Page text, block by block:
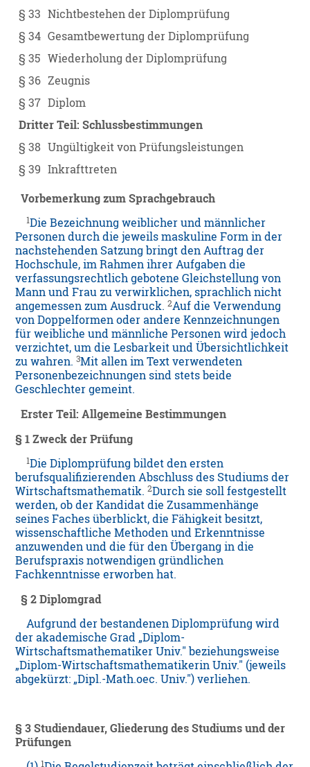
§ 33 Nichtbestehen der Diplomprüfung
§ 34 Gesamtbewertung der Diplomprüfung
§ 35 Wiederholung der Diplomprüfung
§ 36 Zeugnis
§ 37 Diplom
Dritter Teil: Schlussbestimmungen
§ 38 Ungültigkeit von Prüfungsleistungen
§ 39 Inkrafttreten
Vorbemerkung zum Sprachgebrauch
1Die Bezeichnung weiblicher und männlicher
Personen durch die jeweils maskuline Form in der
nachstehenden Satzung bringt den Auftrag der
Hochschule, im Rahmen ihrer Aufgaben die
verfassungsrechtlich gebotene Gleichstellung von
Mann und Frau zu verwirklichen, sprachlich nicht
angemessen zum Ausdruck.2Auf die Verwendung
von Doppelformen oder andere Kennzeichnungen
für weibliche und männliche Personen wird jedoch
verzichtet, um die Lesbarkeit und Übersichtlichkeit
zu wahren.3Mit allen im Text verwendeten
Personenbezeichnungen sind stets beide
Geschlechter gemeint.
Erster Teil: Allgemeine Bestimmungen
§ 1 Zweck der Prüfung
1Die Diplomprüfung bildet den ersten
berufsqualifizierenden Abschluss des Studiums der
Wirtschaftsmathematik.2Durch sie soll festgestellt
werden, ob der Kandidat die Zusammenhänge
seines Faches überblickt, die Fähigkeit besitzt,
wissenschaftliche Methoden und Erkenntnisse
anzuwenden und die für den Übergang in die
Berufspraxis notwendigen gründlichen
Fachkenntnisse erworben hat.
§ 2 Diplomgrad
Aufgrund der bestandenen Diplomprüfung wird
der akademische Grad „Diplom-
Wirtschaftsmathematiker Univ." beziehungsweise
„Diplom-Wirtschaftsmathematikerin Univ." (jeweils
abgekürzt: „Dipl.-Math.oec. Univ.") verliehen.
§ 3 Studiendauer, Gliederung des Studiums und der
Prüfungen
1